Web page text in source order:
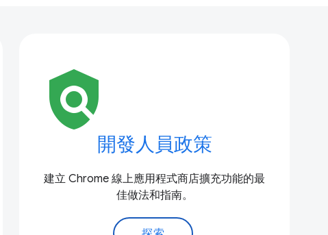
policy
開發人員政策
建立 Chrome 線上應用程式商店擴充功能的最
佳做法和指南。